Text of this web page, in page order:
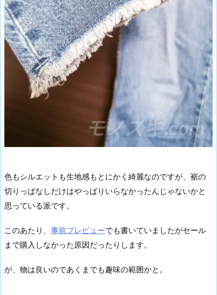
色もシルエットも生地感もとにかく綺麗なのですが、裾の
切りっぱなしだけはやっぱりいらなかったんじゃないかと
思っている派です。
このあたり、 事前プレビューでも書いていましたがセール
まで購入しなかった原因だったりします。
が、物は良いのであくまでも趣味の範囲かと。